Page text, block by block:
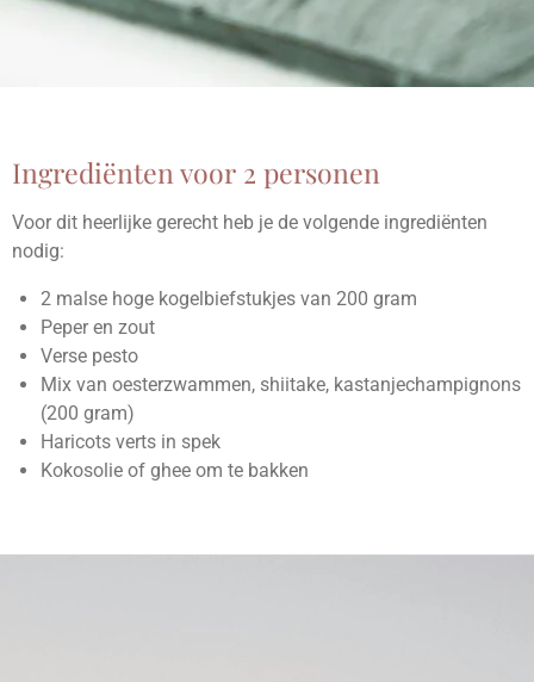
Ingrediënten voor 2 personen
Voor dit heerlijke gerecht heb je de volgende ingrediënten
nodig:
2 malse hoge kogelbiefstukjes van 200 gram
Peper en zout
Verse pesto
Mix van oesterzwammen, shiitake, kastanjechampignons
(200 gram)
Haricots verts in spek
Kokosolie of ghee om te bakken